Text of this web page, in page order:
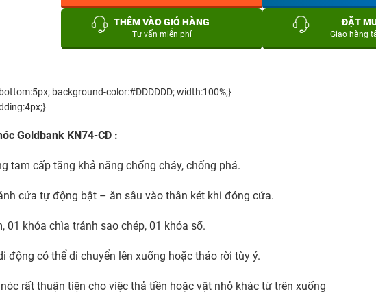
THÊM VÀO GIỎ HÀNG
Tư vấn miễn phí
ĐẶT
Giao hàng
background-color:#DDDDDD; width:100%;}
Goldbank KN74-CD :
cấp tăng khả năng chống cháy, chống phá.
cửa tự động bật – ăn sâu vào thân két khi đóng cửa.
01 khóa chìa tránh sao chép, 01 khóa số.
động có thể di chuyển lên xuống hoặc tháo rời tùy ý.
rất thuận tiện cho việc thả tiền hoặc vật nhỏ khác từ trên xuống